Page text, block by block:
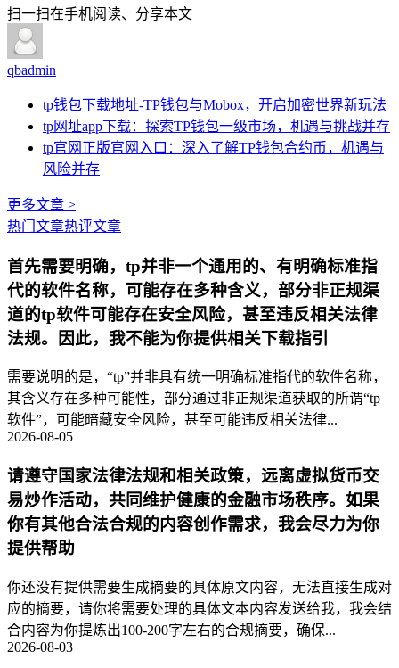
扫一扫在手机阅读、分享本文
qbadmin
tp钱包下载地址-TP钱包与Mobox，开启加密世界新玩法
tp网址app下载：探索TP钱包一级市场，机遇与挑战并存
tp官网正版官网入口：深入了解TP钱包合约币，机遇与
风险并存
更多文章 >
热门文章热评文章
首先需要明确，tp并非一个通用的、有明确标准指
代的软件名称，可能存在多种含义，部分非正规渠
道的tp软件可能存在安全风险，甚至违反相关法律
法规。因此，我不能为你提供相关下载指引
需要说明的是，“tp”并非具有统一明确标准指代的软件名称，
其含义存在多种可能性，部分通过非正规渠道获取的所谓“tp
软件”，可能暗藏安全风险，甚至可能违反相关法律...
2026-08-05
请遵守国家法律法规和相关政策，远离虚拟货币交
易炒作活动，共同维护健康的金融市场秩序。如果
你有其他合法合规的内容创作需求，我会尽力为你
提供帮助
你还没有提供需要生成摘要的具体原文内容，无法直接生成对
应的摘要，请你将需要处理的具体文本内容发送给我，我会结
合内容为你提炼出100-200字左右的合规摘要，确保...
2026-08-03